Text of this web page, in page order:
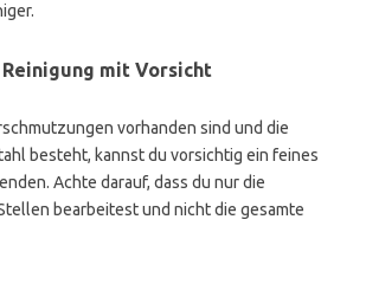
Reinigung mit Vorsicht
vorhanden sind und die
besteht, kannst du vorsichtig ein feines
Achte darauf, dass du nur die
bearbeitest und nicht die gesamte